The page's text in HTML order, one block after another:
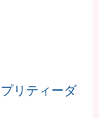
リティーダ